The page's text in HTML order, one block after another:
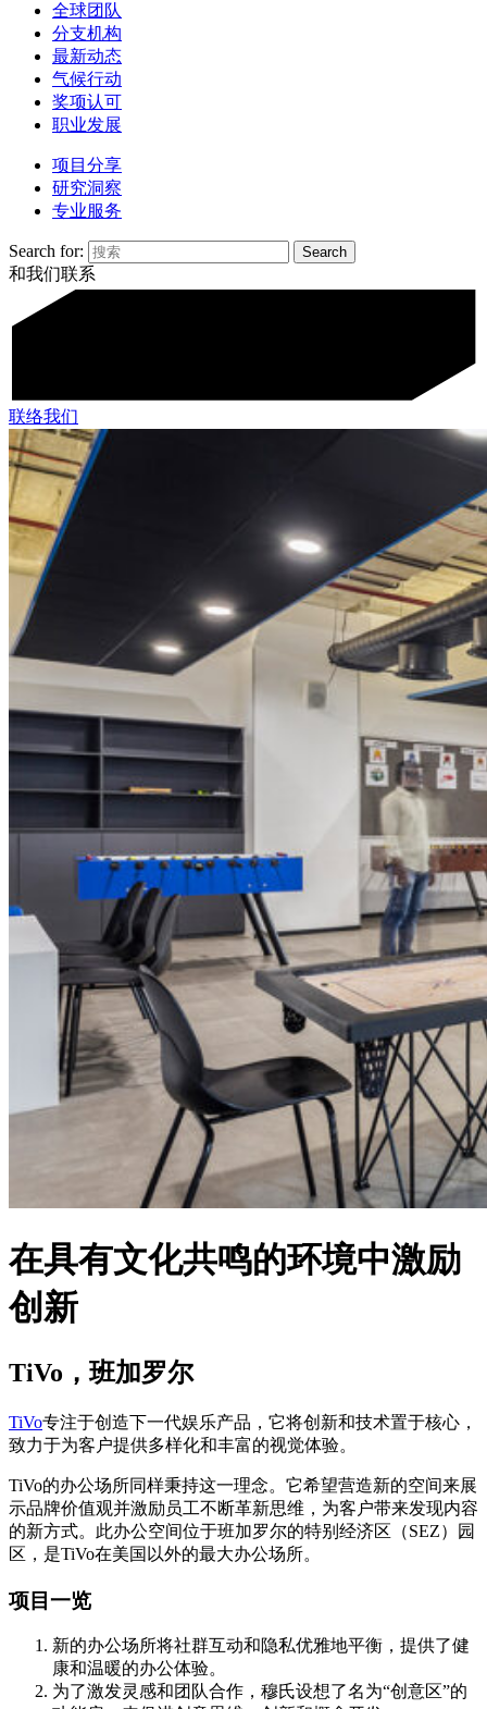
全球团队
分支机构
最新动态
气候行动
奖项认可
职业发展
项目分享
研究洞察
专业服务
Search for:
和我们联系
联络我们
在具有文化共鸣的环境中激励
创新
TiVo，班加罗尔
TiVo专注于创造下一代娱乐产品，它将创新和技术置于核心，
致力于为客户提供多样化和丰富的视觉体验。
TiVo的办公场所同样秉持这一理念。它希望营造新的空间来展
示品牌价值观并激励员工不断革新思维，为客户带来发现内容
的新方式。此办公空间位于班加罗尔的特别经济区（SEZ）园
区，是TiVo在美国以外的最大办公场所。
项目一览
新的办公场所将社群互动和隐私优雅地平衡，提供了健
康和温暖的办公体验。
为了激发灵感和团队合作，穆氏设想了名为“创意区”的